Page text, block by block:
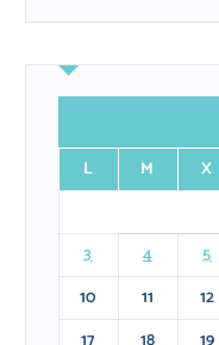
L
M X
3
4 5
10
11 12